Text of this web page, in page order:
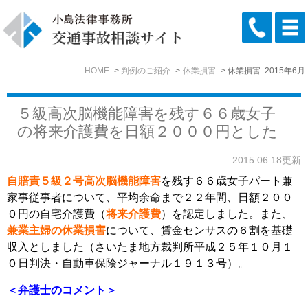
HOME 判例のご紹介 休業損害 休業損害: 2015年6月
５級高次脳機能障害を残す６６歳女子
の将来介護費を日額２０００円とした
2015.06.18更新
自賠責５級２号高次脳機能障害を残す６６歳女子パート兼
家事従事者について、平均余命まで２２年間、日額２００
０円の自宅介護費（将来介護費）を認定しました。また、
兼業主婦の休業損害について、賃金センサスの６割を基礎
収入としました（さいたま地方裁判所平成２５年１０月１
０日判決・自動車保険ジャーナル１９１３号）。
＜弁護士のコメント＞